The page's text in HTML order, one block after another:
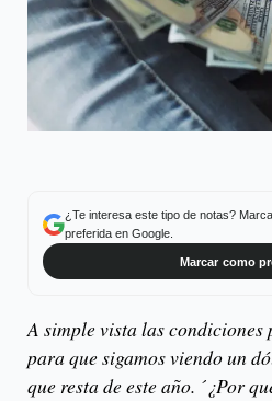
¿Te interesa este tipo de notas? Marca
preferida en Google.
Marcar como
A simple vista las condiciones
para que sigamos viendo un
que resta de este año. ´¿Por